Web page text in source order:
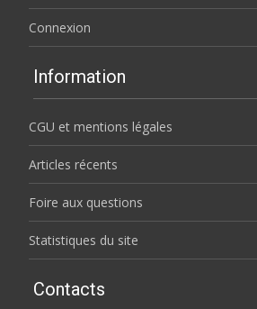
Connexion
Information
CGU et mentions légales
Articles récents
Foire aux questions
Statistiques du site
Contacts